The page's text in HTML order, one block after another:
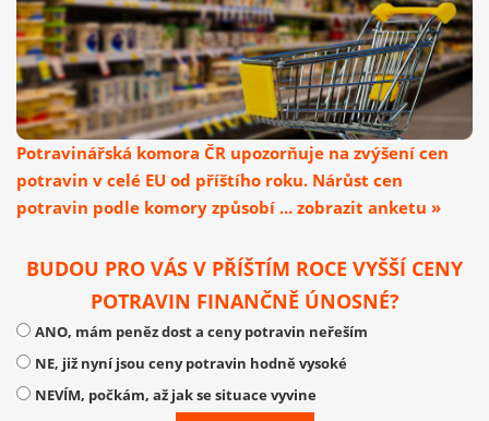
Potravinářská komora ČR upozorňuje na zvýšení cen
potravin v celé EU od příštího roku. Nárůst cen
potravin podle komory způsobí ... zobrazit anketu »
BUDOU PRO VÁS V PŘÍŠTÍM ROCE VYŠŠÍ CENY
POTRAVIN FINANČNĚ ÚNOSNÉ?
ANO, mám peněz dost a ceny potravin neřeším
NE, již nyní jsou ceny potravin hodně vysoké
NEVÍM, počkám, až jak se situace vyvine